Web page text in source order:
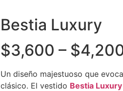
Bestia Luxury
$3,600 – $
Un diseño majestuoso que
clásico. El vestido Bestia Luxury